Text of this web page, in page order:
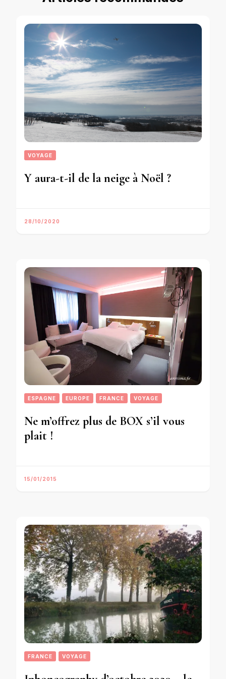
VOYAGE
Y aura-t-il de la neige à Noël ?
28/10/2020
ESPAGNE EUROPE FRANCE VOYAGE
Ne m’offrez plus de BOX s’il vous
plait !
15/01/2015
FRANCE VOYAGE